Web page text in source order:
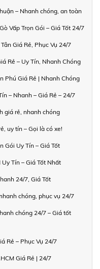
– Nhanh chóng, an toàn
Vấp Trọn Gói – Giá Tốt 24/7
Giá Rẻ, Phục Vụ 24/7
Rẻ – Uy Tín, Nhanh Chóng
Phú Giá Rẻ | Nhanh Chóng
– Nhanh – Giá Rẻ – 24/7
giá rẻ, nhanh chóng
uy tín – Gọi là có xe!
Gói Uy Tín – Giá Tốt
Tín – Giá Tốt Nhất
24/7, Giá Tốt
chóng, phục vụ 24/7
chóng 24/7 – Giá tốt
Rẻ – Phục Vụ 24/7
Giá Rẻ | 24/7